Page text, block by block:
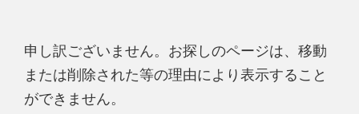
申し訳ございません。お探しのページは、移動
または削除された等の理由により表示すること
ができません。